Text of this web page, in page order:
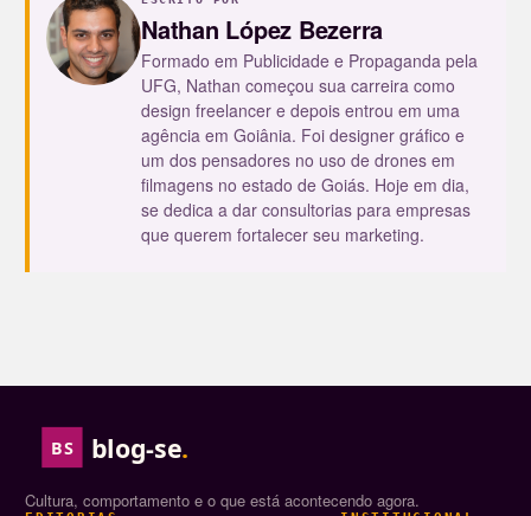
Nathan López Bezerra
Formado em Publicidade e Propaganda pela
UFG, Nathan começou sua carreira como
design freelancer e depois entrou em uma
agência em Goiânia. Foi designer gráfico e
um dos pensadores no uso de drones em
filmagens no estado de Goiás. Hoje em dia,
se dedica a dar consultorias para empresas
que querem fortalecer seu marketing.
BS blog-se.
Cultura, comportamento e o que está acontecendo agora.